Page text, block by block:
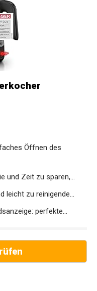
Öffnen des
und Zeit zu sparen,...
leicht zu reinigende...
perfekte...